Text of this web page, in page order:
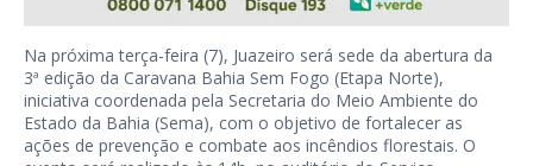
Na próxima terça-feira (7), Juazeiro será sede da abertura da
3ª edição da Caravana Bahia Sem Fogo (Etapa Norte),
iniciativa coordenada pela Secretaria do Meio Ambiente do
Estado da Bahia (Sema), com o objetivo de fortalecer as
ações de prevenção e combate aos incêndios florestais. O